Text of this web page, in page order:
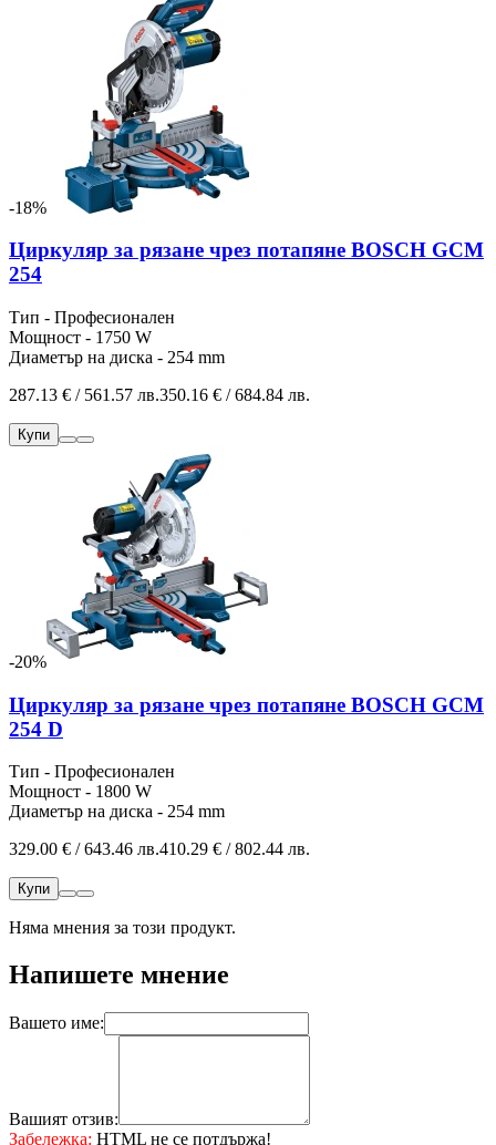
-18%
Циркуляр за рязане чрез потапяне BOSCH GCM
254
Тип - Професионален
Мощност - 1750 W
Диаметър на диска - 254 mm
287.13 € / 561.57 лв.350.16 € / 684.84 лв.
Купи
-20%
Циркуляр за рязане чрез потапяне BOSCH GCM
254 D
Тип - Професионален
Мощност - 1800 W
Диаметър на диска - 254 mm
329.00 € / 643.46 лв.410.29 € / 802.44 лв.
Купи
Няма мнения за този продукт.
Напишете мнение
Вашето име:
Вашият отзив:
Забележка: HTML не се потдържа!